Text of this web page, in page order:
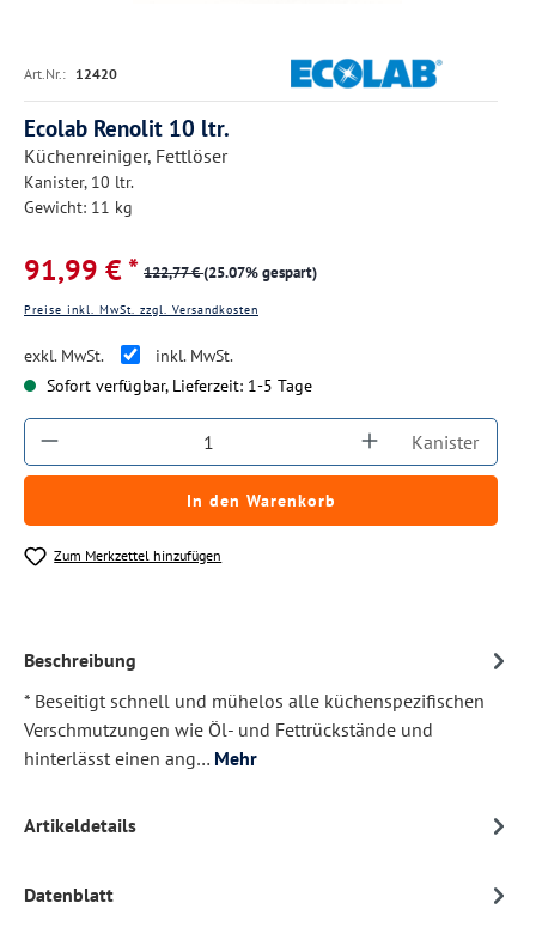
Art.Nr.: 12420
Ecolab Renolit 10 ltr.
Küchenreiniger, Fettlöser
Kanister, 10 ltr.
Gewicht: 11 kg
91,99 € * 122,77 €(25.07% gespart)
Preise inkl. MwSt. zzgl. Versandkosten
exkl. MwSt.
inkl. MwSt.
Sofort verfügbar, Lieferzeit: 1-5 Tage
Produkt Anzahl: Gib den gewünschten
Kanister
In den Warenkorb
Zum Merkzettel hinzufügen
Beschreibung
* Beseitigt schnell und mühelos alle küchenspezifischen
Verschmutzungen wie Öl- und Fettrückstände und
hinterlässt einen ang… Mehr
Artikeldetails
Datenblatt